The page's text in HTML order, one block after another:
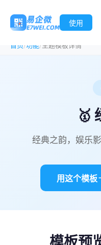
使用
首页/功能/ 主题模板详情
🥇
经典之韵，娱乐
用这个模板